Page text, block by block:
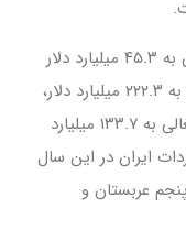
وی افزود: در سال ۲۰۲۲ ارزش واردات ایران به ۴۵.۳ میلیارد دلار
کاهش یافته، در حالی که واردات عربستان به ۲۲۲.۳ میلیارد دلار،
ترکیه به ۲۷۴.۶ میلیارد دلار و فلسطین اشغالی به ۱۳۳.۷ میلیارد
ایران در این سال
عربستان و